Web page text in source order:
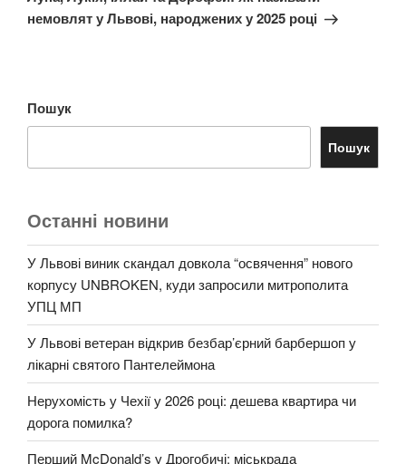
немовлят у Львові, народжених у 2025 році
Пошук
Пошук
Останні новини
У Львові виник скандал довкола “освячення” нового
корпусу UNBROKEN, куди запросили митрополита
УПЦ МП
У Львові ветеран відкрив безбар’єрний барбершоп у
лікарні святого Пантелеймона
Нерухомість у Чехії у 2026 році: дешева квартира чи
дорога помилка?
Перший McDonald’s у Дрогобичі: міськрада